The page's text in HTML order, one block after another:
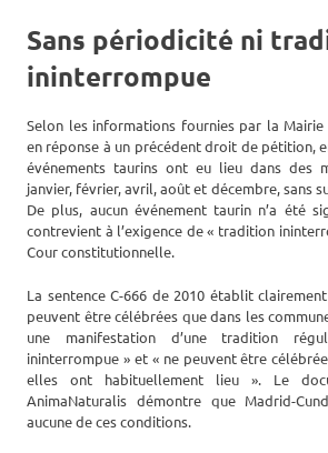
Sans périodicité ni
ininterrompue
Selon les informations fournies par la
en réponse à un précédent droit de pétition,
événements taurins ont eu lieu dans des
janvier, février, avril, août et décembre, sans
De plus, aucun événement taurin n’a été
contrevient à l’exigence de « tradition
Cour constitutionnelle.
La sentence C-666 de 2010 établit
peuvent être célébrées que dans les
une manifestation d’une tradition
ininterrompue » et « ne peuvent être
elles ont habituellement lieu ». Le
AnimaNaturalis démontre que Madrid-
aucune de ces conditions.